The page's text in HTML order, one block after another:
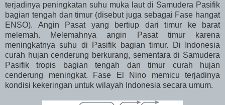
terjadinya peningkatan suhu muka laut di Samudera Pasifik
bagian tengah dan timur (disebut juga sebagai Fase hangat
ENSO). Angin Pasat yang bertiup dari timur ke barat
melemah. Melemahnya angin Pasat timur karena
meningkatnya suhu di Pasifik bagian timur. Di Indonesia
curah hujan cenderung berkurang, sementara di Samudera
Pasifik tropis bagian tengah dan timur curah hujan
cenderung meningkat. Fase El Nino memicu terjadinya
kondisi kekeringan untuk wilayah Indonesia secara umum.